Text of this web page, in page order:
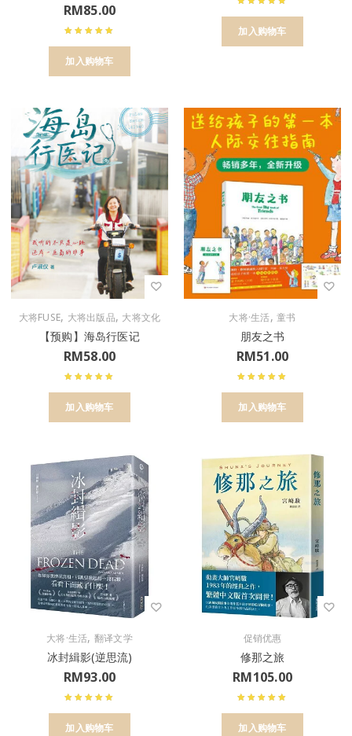
RM85.00
加入购物车
加入购物车
大将FUSE, 大将出版品, 大将文化
【预购】海岛行医记
RM58.00
加入购物车
大将·生活,童书
朋友之书
RM51.00
加入购物车
大将·生活, 翻译文学
冰封緝影(逆思流)
RM93.00
加入购物车
促销优惠
修那之旅
RM105.00
加入购物车